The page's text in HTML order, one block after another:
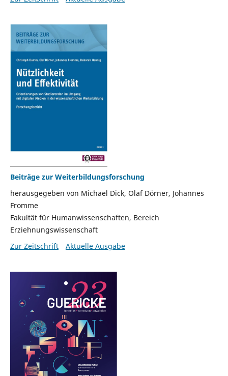
Beiträge zur Weiterbildungsforschung
herausgegeben von Michael Dick, Olaf Dörner, Johannes
Fromme
Fakultät für Humanwissenschaften, Bereich
Erziehnungswissenschaft
Zur Zeitschrift
Aktuelle Ausgabe